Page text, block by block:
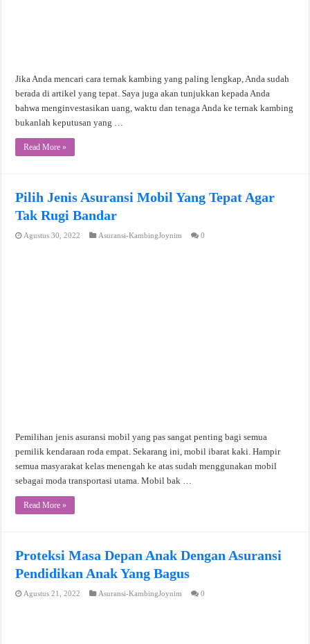
Jika Anda mencari cara ternak kambing yang paling lengkap, Anda sudah
berada di artikel yang tepat. Saya juga akan tunjukkan kepada Anda
bahwa menginvestasikan uang, waktu dan tenaga Anda ke ternak kambing
bukanlah keputusan yang …
Read More »
Pilih Jenis Asuransi Mobil Yang Tepat Agar
Tak Rugi Bandar
Agustus 30, 2022 Asuransi-KambingJoynim 0
Pemilihan jenis asuransi mobil yang pas sangat penting bagi semua
pemilik kendaraan roda empat. Sekarang ini, mobil ibarat kaki. Hampir
semua masyarakat kelas menengah ke atas sudah menggunakan mobil
sebagai moda transportasi utama. Mobil bak …
Read More »
Proteksi Masa Depan Anak Dengan Asuransi
Pendidikan Anak Yang Bagus
Agustus 21, 2022 Asuransi-KambingJoynim 0